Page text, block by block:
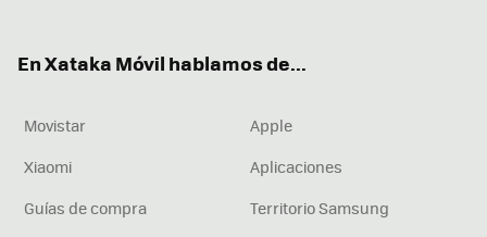
En Xataka Móvil hablamos de...
Movistar
Apple
Xiaomi
Aplicaciones
Guías de compra
Territorio Samsung